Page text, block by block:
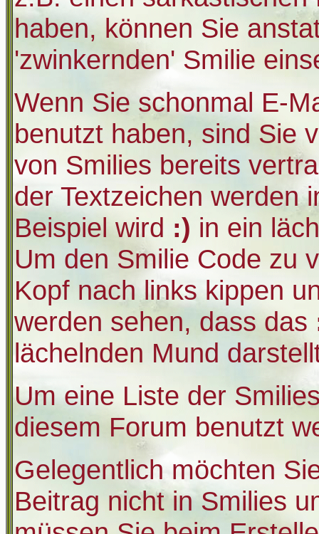
haben, können Sie
'zwinkernden' Smilie
Wenn Sie schonmal E-
benutzt haben, sind Sie
von Smilies bereits
der Textzeichen werden
Beispiel wird :) in ein
Um den Smilie Code zu
Kopf nach links kippen
werden sehen, dass das
lächelnden Mund
Um eine Liste der
diesem Forum benutzt
Gelegentlich möchten
Beitrag nicht in Smilies